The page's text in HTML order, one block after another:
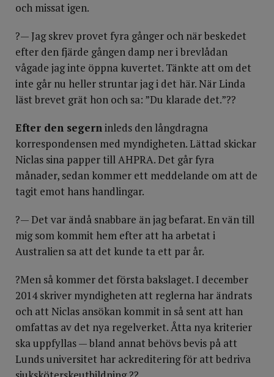
och missat igen.
?— Jag skrev provet fyra gånger och när beskedet
efter den fjärde gången damp ner i brevlådan
vågade jag inte öppna kuvertet. Tänkte att om det
inte går nu heller struntar jag i det här. När Linda
läst brevet grät hon och sa: ”Du klarade det.”??
Efter den segerninleds den långdragna
korrespondensen med myndigheten. Lättad skickar
Niclas sina papper till AHPRA. Det går fyra
månader, sedan kommer ett meddelande om att de
tagit emot hans handlingar.
?— Det var ändå snabbare än jag befarat. En vän till
mig som kommit hem efter att ha arbetat i
Australien sa att det kunde ta ett par år.
?Men så kommer det första bakslaget. I december
2014 skriver myndigheten att reglerna har ändrats
och att Niclas ansökan kommit in så sent att han
omfattas av det nya regelverket. Åtta nya kriterier
ska uppfyllas — bland annat behövs bevis på att
Lunds universitet har ackreditering för att bedriva